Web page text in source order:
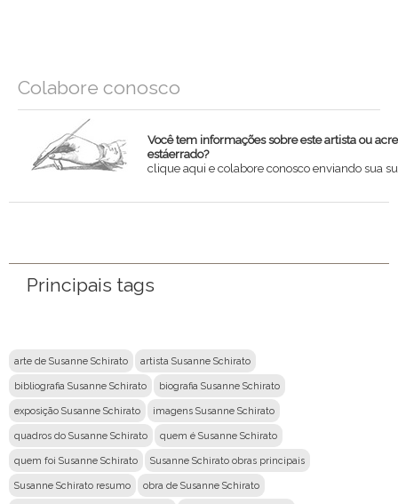
Colabore conosco
Você tem informações sobre este artista ou
estáerrado?
clique aqui e colabore conosco enviando sua
Principais tags
arte de Susanne Schirato artista Susanne Schirato
bibliografia Susanne Schirato biografia Susanne Schirato
exposição Susanne Schirato imagens Susanne Schirato
quadros do Susanne Schirato quem é Susanne Schirato
quem foi Susanne Schirato Susanne Schirato obras principais
Susanne Schirato resumo obra de Susanne Schirato